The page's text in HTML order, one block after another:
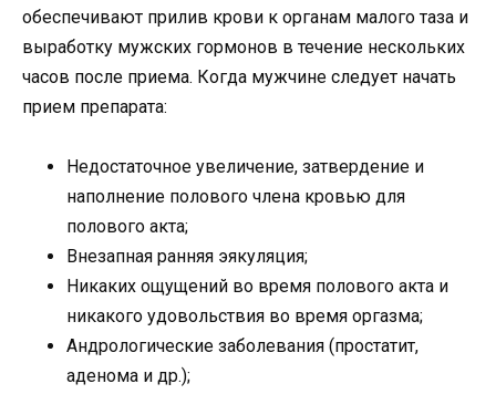
обеспечивают прилив крови к органам малого таза и
выработку мужских гормонов в течение нескольких
часов после приема. Когда мужчине следует начать
прием препарата:
Недостаточное увеличение, затвердение и
наполнение полового члена кровью для
полового акта;
Внезапная ранняя эякуляция;
Никаких ощущений во время полового акта и
никакого удовольствия во время оргазма;
Андрологические заболевания (простатит,
аденома и др.);